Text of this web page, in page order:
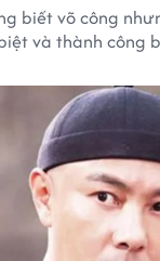
biết võ công
và thành công